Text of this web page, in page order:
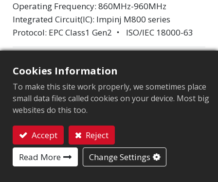
Operating Frequency: 860MHz-960MHz
Integrated Circuit(IC): Impinj M800 series
Protocol: EPC Class1 Gen2 ‧ ISO/IEC 18000-63
芯片:Impinj M800 Series
天线尺寸（mm）:28x16
用户內存:0/32 bits
Cookies Information
To make this site work properly, we sometimes place
small data files called cookies on your device. Most big
websites do this too.
Accept
Reject
Read More
Change Settings